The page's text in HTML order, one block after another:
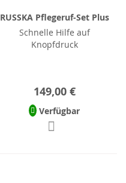
RUSSKA Pflegeruf-Set Plus
Schnelle Hilfe auf
Knopfdruck
149,00 €
Verfügbar